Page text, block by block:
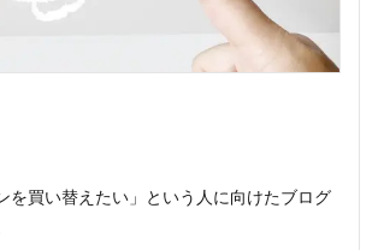
を買い替えたい」という人に向けたブログ